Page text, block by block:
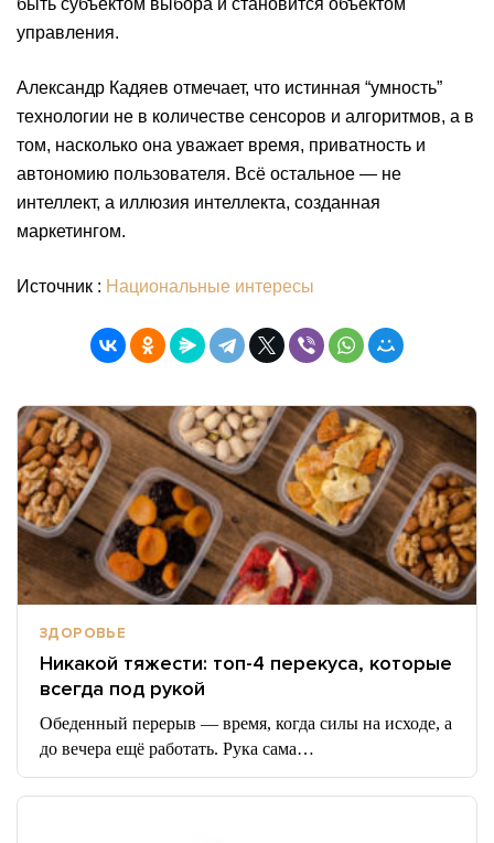
быть субъектом выбора и становится объектом
управления.
Александр Кадяев отмечает, что истинная “умность”
технологии не в количестве сенсоров и алгоритмов, а в
том, насколько она уважает время, приватность и
автономию пользователя. Всё остальное — не
интеллект, а иллюзия интеллекта, созданная
маркетингом.
Источник : Национальные интересы
ЗДОРОВЬЕ
Никакой тяжести: топ-4 перекуса, которые
всегда под рукой
Обеденный перерыв — время, когда силы на исходе, а
до вечера ещё работать. Рука сама…